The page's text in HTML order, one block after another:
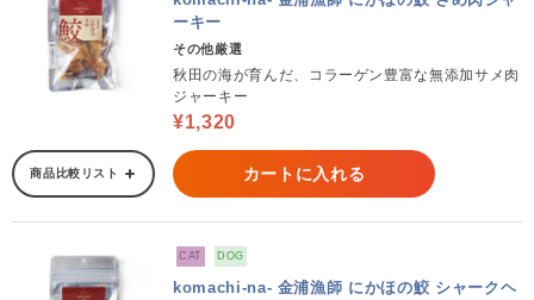
ーキー
その他厳選
秋田の海が育んだ、コラーゲン豊富な無添加サメ肉
ジャーキー
¥1,320
商品比較リスト カートに入れる
CAT DOG
komachi-na- 金浦漁師 にかほの鮫 シャークヘ